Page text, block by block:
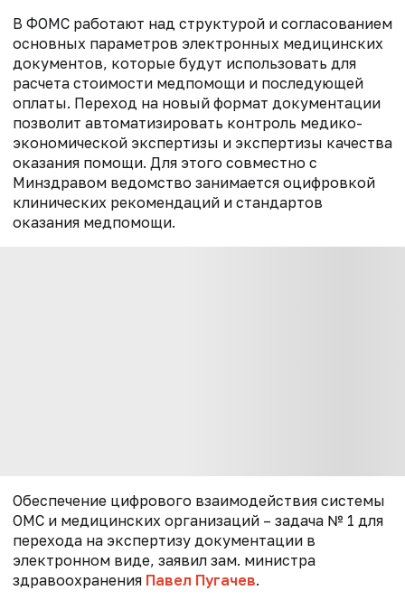
В ФОМС работают над структурой и согласованием
основных параметров электронных медицинских
документов, которые будут использовать для
расчета стоимости медпомощи и последующей
оплаты. Переход на новый формат документации
позволит автоматизировать контроль медико-
экономической экспертизы и экспертизы качества
оказания помощи. Для этого совместно с
Минздравом ведомство занимается оцифровкой
клинических рекомендаций и стандартов
оказания медпомощи.
Обеспечение цифрового взаимодействия системы
ОМС и медицинских организаций – задача № 1 для
перехода на экспертизу документации в
электронном виде, заявил зам. министра
здравоохранения Павел Пугачев.